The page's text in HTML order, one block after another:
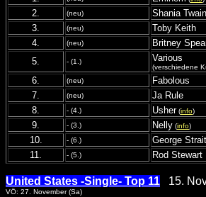
2.
(neu) Shania Twain
3.
(neu) Toby Keith
4.
(neu) Britney
5.
- (1.) Various
(verschiedene
6.
(neu) Fabolous
7.
(neu) Ja Rule
8.
- (4.) Usher(info)
9.
- (3.) Nelly (info)
10.
- (6.) George Strait
11.
- (5.) Rod Stewart
United States -Single- Top 11 15.
VÖ: 27. November (Sa)